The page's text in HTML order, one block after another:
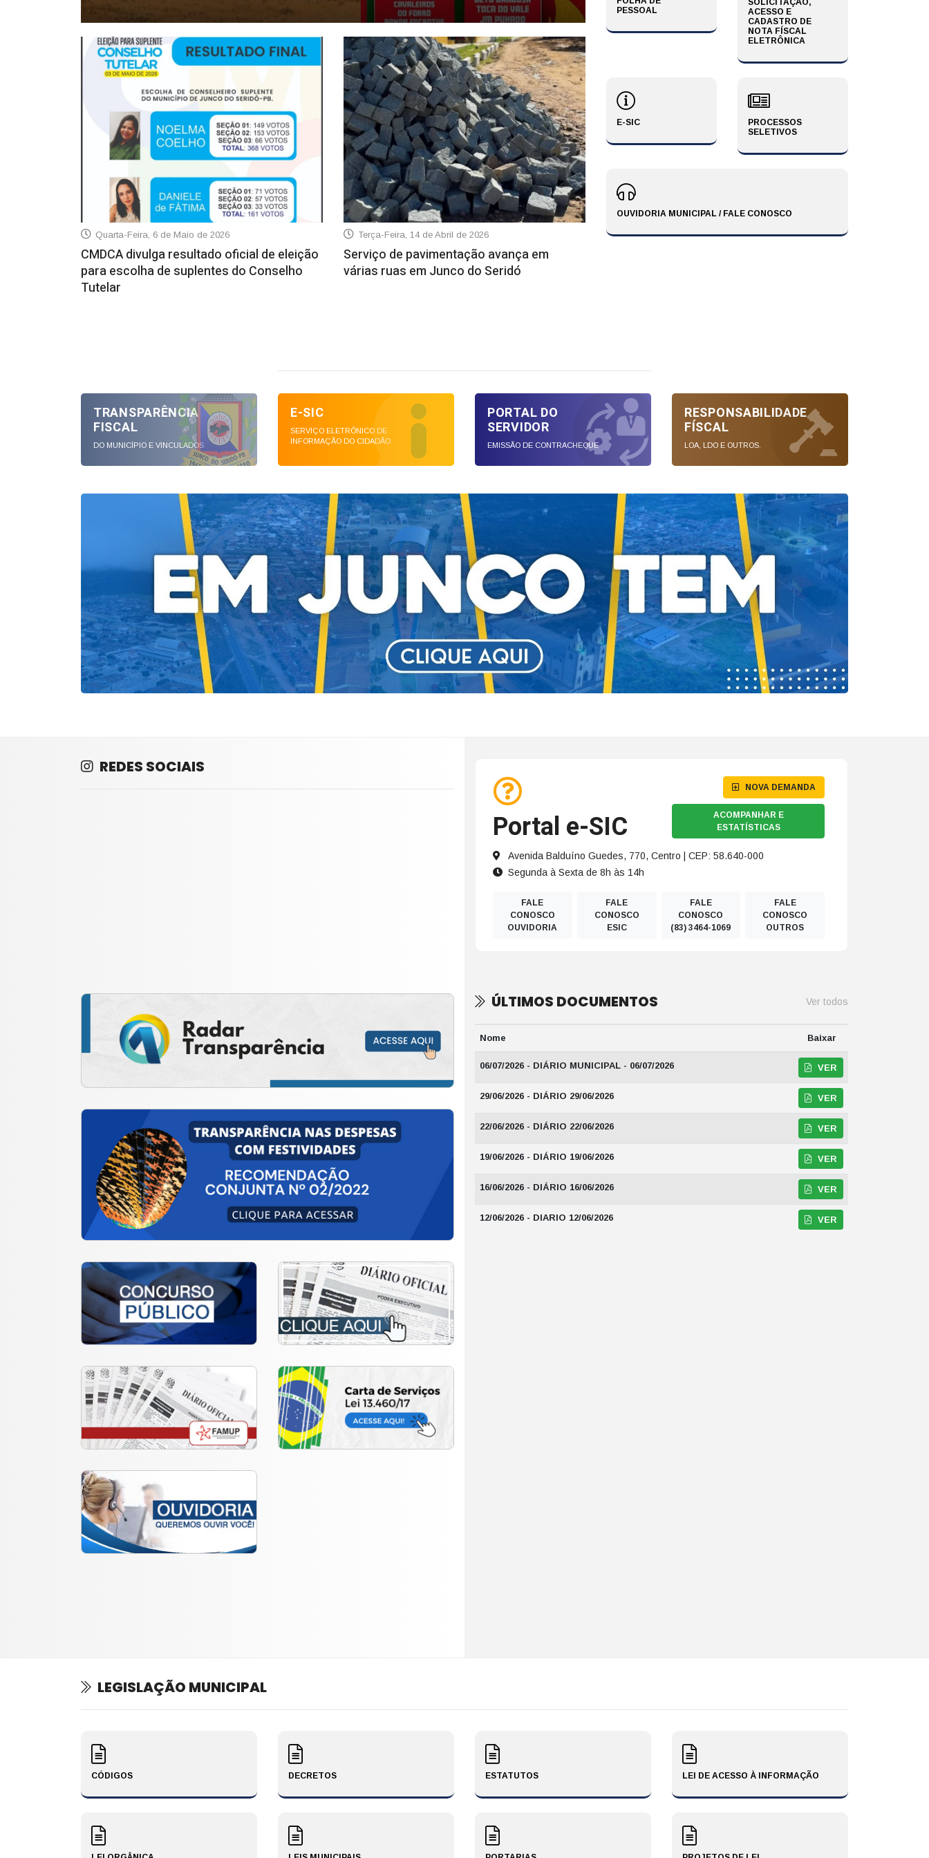
Quarta-Feira, 6 de Maio de 2026
CMDCA divulga resultado oficial de eleição
para escolha de suplentes do Conselho
Tutelar
Terça-Feira, 14 de Abril de 2026
Serviço de pavimentação avança em
várias ruas em Junco do Seridó
PESSOAL
SOLICITAÇÃO,
ACESSO E
CADASTRO DE
NOTA FÍSCAL
ELETRÔNICA
E-SIC
PROCESSOS
SELETIVOS
OUVIDORIA MUNICIPAL / FALE CONOSCO
TRANSPARÊNCIA
FISCAL
DO MUNICÍPIO E VINCULADOS
E-SIC
SERVIÇO ELETRÔNICO DE
INFORMAÇÃO DO CIDADÃO
PORTAL DO
SERVIDOR
EMISSÃO DE CONTRACHEQUE
RESPONSABILIDADE
FÍSCAL
LOA, LDO E OUTROS.
REDES SOCIAIS
Portal e-SIC
NOVA DEMANDA
ACOMPANHAR E
ESTATÍSTICAS
Avenida Balduíno Guedes, 770, Centro | CEP: 58.640-000
Segunda à Sexta de 8h às 14h
FALE
CONOSCO
OUVIDORIA
FALE
CONOSCO
ESIC
FALE
CONOSCO
(83) 3464-1069
FALE
CONOSCO
OUTROS
ÚLTIMOS DOCUMENTOS Ver todos
Nome Baixar
06/07/2026 - DIÁRIO MUNICIPAL - 06/07/2026 VER
29/06/2026 - DIÁRIO 29/06/2026 VER
22/06/2026 - DIÁRIO 22/06/2026 VER
19/06/2026 - DIÁRIO 19/06/2026 VER
16/06/2026 - DIÁRIO 16/06/2026 VER
12/06/2026 - DIARIO 12/06/2026 VER
LEGISLAÇÃO MUNICIPAL
CÓDIGOS DECRETOS ESTATUTOS LEI DE ACESSO À INFORMAÇÃO